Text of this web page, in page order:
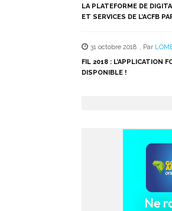
LA PLATEFORME DE
ET SERVICES DE L’ACFB
31 octobre 2018 , Par
FIL 2018 : L’APPLICATION
DISPONIBLE !